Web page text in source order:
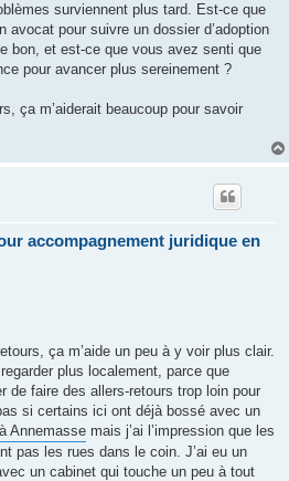
surviennent plus tard. Est-ce que
avocat pour suivre un dossier d’adoption
bon, et est-ce que vous avez senti que
pour avancer plus sereinement ?
ça m’aiderait beaucoup pour savoir
accompagnement juridique en
ça m’aide un peu à y voir plus clair.
plus localement, parce que
de faire des allers-retours trop loin pour
si certains ici ont déjà bossé avec un
Annemasse mais j’ai l’impression que les
pas les rues dans le coin. J’ai eu un
un cabinet qui touche un peu à tout